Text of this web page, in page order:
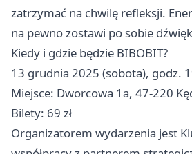
zatrzymać na chwilę refleksji.
na pewno zostawi po sobie
Kiedy i gdzie będzie BIBOBIT?
13 grudnia 2025 (sobota), godz.
Miejsce: Dworcowa 1a, 47-220
Bilety: 69 zł
Organizatorem wydarzenia jest